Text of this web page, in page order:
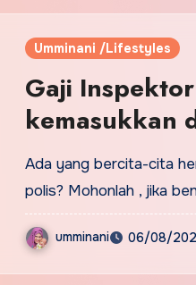
Umminani /Lifestyles
Gaji
kemasukkan
Ada yang bercita-cita
polis? Mohonlah , jika
umminani 06/08/